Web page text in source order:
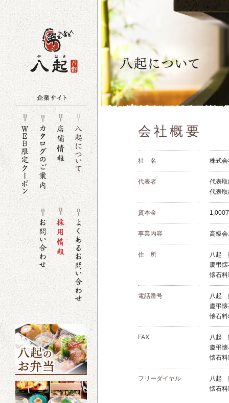
会社概要
社 名 株式
代表者
代表
代表
資本金 1,000
事業内容 高級
住 所
八起
慶弔
懐石
電話番号
八起
慶弔
懐石
FAX
八起
慶弔
懐石
フリーダイヤル
八起
懐石